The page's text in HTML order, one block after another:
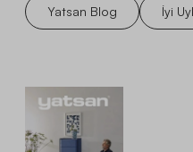
Yatsan Blog İyi